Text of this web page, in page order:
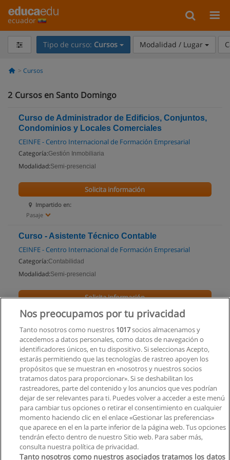
ecuador
Tipo de curso: Cursos Modalidad / Lugar
Cursos
2 Cursos en Santo Domingo
Curso de Administrador de Edificios, Conjuntos,
Condominios y Locales Comerciales
CEINFE - Centro Internacional de Formación Empresarial
Categoría:Gestión Inmobiliaria
Modalidad:Semi-presencial
Impartido en:
Pasaje
Solicita información
Curso - Asistente Técnico Contable
CEINFE - Centro Internacional de Formación Empresarial
Categoría:Contabilidad
Modalidad:Semi-presencial
Impartido en:
Solicita información
Nos preocupamos por tu privacidad
Tanto nosotros como nuestros 1017socios almacenamos y
accedemos a datos personales, como datos de navegación o
identificadores únicos, en tu dispositivo. Si seleccionas Acepto,
estarás permitiendo que las tecnologías de rastreo apoyen los
propósitos que se muestran en «nosotros y nuestros socios
tratamos datos para proporcionar». Si se deshabilitan los
rastreadores, parte del contenido y los anuncios que ves podrían
dejar de ser relevantes para ti. Puedes volver a acceder a este menú
para cambiar tus opciones o retirar el consentimiento en cualquier
momento haciendo clic en el enlace «Gestionar las preferencias»
que aparece en el en la parte inferior de la página web. Tus opciones
tendrán efecto dentro de nuestro Sitio web. Para saber más,
consulta nuestra política de privacidad.
Tanto nosotros como nuestros asociados tratamos los datos